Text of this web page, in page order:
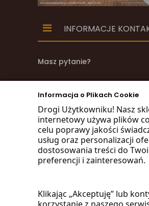
Informacja o Plikach Cookie
Drogi Użytkowniku! Nasz
internetowy używa plików
celu poprawy jakości
usług oraz personalizacji
dostosowania treści do
preferencji i zainteresowań.
Klikając „Akceptuję” lub
INFORMACJE
Masz pytanie?
zadzwoń
668 470 038
660 072 042
lub napisz: